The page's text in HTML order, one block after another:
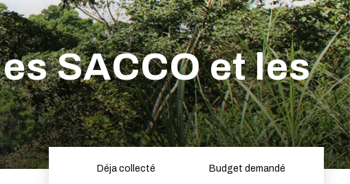
SACCO et les
Déja collecté Budget demandé